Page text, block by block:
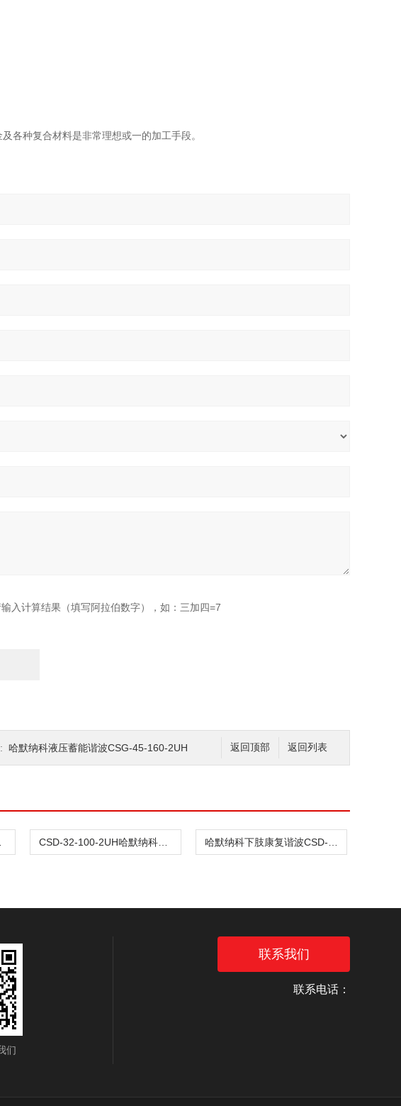
各种复合材料是非常理想或一的加工手段。
入计算结果（填写阿拉伯数字），如：三加四=7
返回列表
返回顶部
哈默纳科液压蓄能谐波CSG-45-160-2UH
们
联系我们
联系电话：